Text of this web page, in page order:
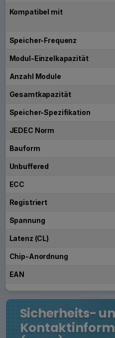
Kompatibel mit
Speicher-Frequenz
Modul-Einzelkapazität
Anzahl Module
Gesamtkapazität
Speicher-Spezifikation
JEDEC Norm
Bauform
Unbuffered
ECC
Registriert
Spannung
Latenz (CL)
Chip-Anordnung
EAN
Sicherheits-